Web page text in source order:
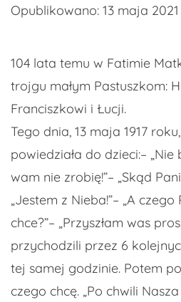
Opublikowano: 13 maja 2021
104 lata temu w Fatimie
trojgu małym Pastuszkom:
Franciszkowi i Łucji.
Tego dnia, 13 maja 1917
powiedziała do dzieci:– „Nie
wam nie zrobię!”– „Skąd
„Jestem z Nieba!”– „A
chce?”– „Przyszłam was
przychodzili przez 6
tej samej godzinie. Potem
czego chcę. „Po chwili